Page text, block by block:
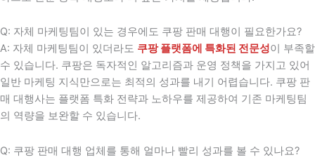
Q: 자체 마케팅팀이 있는 경우에도 쿠팡 판매 대행이 필요한가요?
A: 자체 마케팅팀이 있더라도 쿠팡 플랫폼에 특화된 전문성이 부족할
수 있습니다. 쿠팡은 독자적인 알고리즘과 운영 정책을 가지고 있어
일반 마케팅 지식만으로는 최적의 성과를 내기 어렵습니다. 쿠팡 판
매 대행사는 플랫폼 특화 전략과 노하우를 제공하여 기존 마케팅팀
의 역량을 보완할 수 있습니다.
Q: 쿠팡 판매 대행 업체를 통해 얼마나 빨리 성과를 볼 수 있나요?